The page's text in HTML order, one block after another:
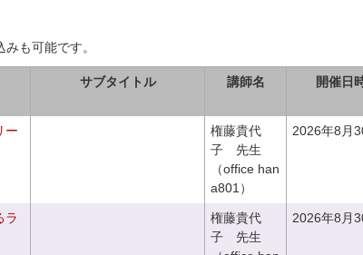
も可能です。
サブタイトル 講師名 開催日
ー
権藤貴代
子 先生
（office han
a801）
2026年8月
ラ
権藤貴代
子 先生
2026年8月